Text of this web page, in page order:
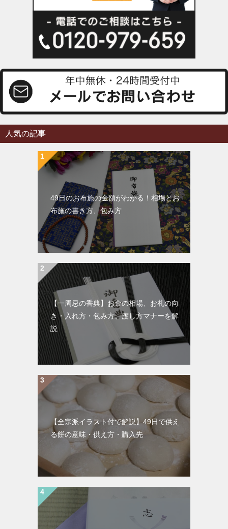
人気の記事
49日のお布施の金額がわかる！相場とお
布施の書き方、包み方
【一周忌の香典】お金の相場、お札の向
き・入れ方・包み方、渡し方マナーを解
説
【全宗派イラスト付で解説】49日で供え
る餅の意味・供え方・購入先